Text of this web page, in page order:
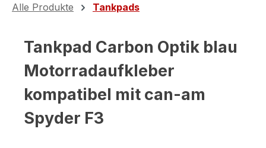
Alle Produkte Tankpads
Tankpad Carbon Optik blau
Motorradaufkleber
kompatibel mit can-am
Spyder F3